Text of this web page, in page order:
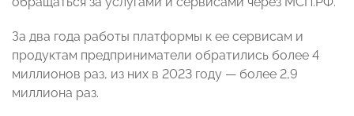
За два года работы платформы к ее сервисам и
продуктам предприниматели обратились более 4
миллионов раз, из них в 2023 году — более 2,9
миллиона раз.